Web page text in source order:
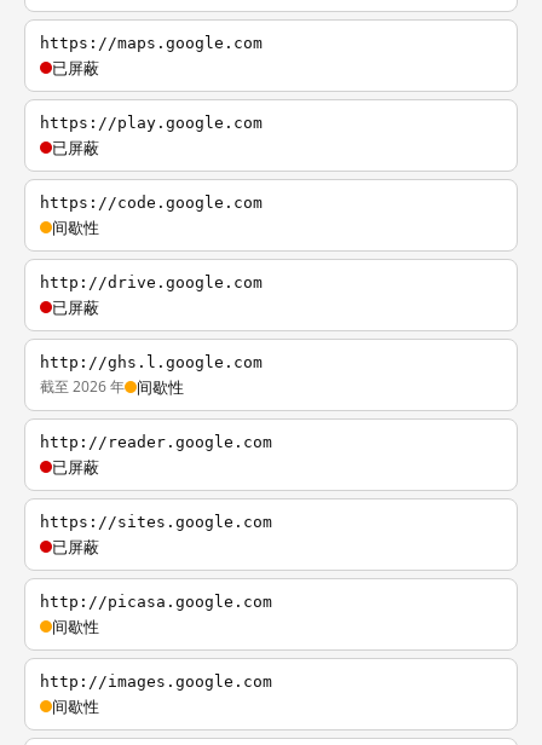
https://maps.google.com
已屏蔽
https://play.google.com
已屏蔽
https://code.google.com
间歇性
http://drive.google.com
已屏蔽
http://ghs.l.google.com
截至 2026 年 间歇性
http://reader.google.com
已屏蔽
https://sites.google.com
已屏蔽
http://picasa.google.com
间歇性
http://images.google.com
间歇性